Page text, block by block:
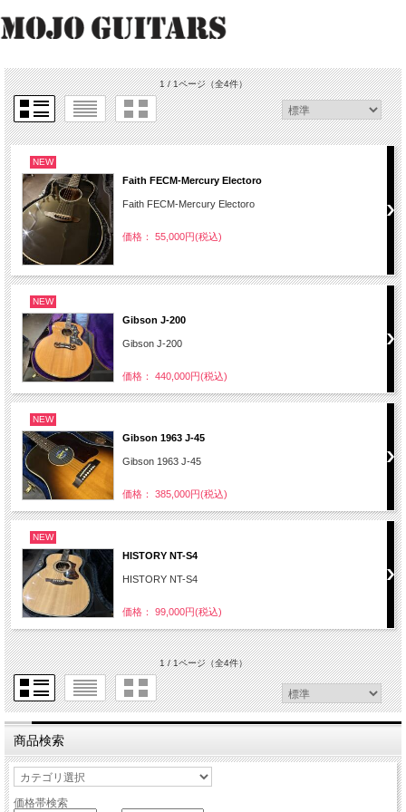
1 / 1ページ（全4件）
NEW
Faith FECM-Mercury Electoro
Faith FECM-Mercury Electoro
価格： 55,000円(税込)
NEW
Gibson J-200
Gibson J-200
価格： 440,000円(税込)
NEW
Gibson 1963 J-45
Gibson 1963 J-45
価格： 385,000円(税込)
NEW
HISTORY NT-S4
HISTORY NT-S4
価格： 99,000円(税込)
1 / 1ページ（全4件）
商品検索
価格帯検索